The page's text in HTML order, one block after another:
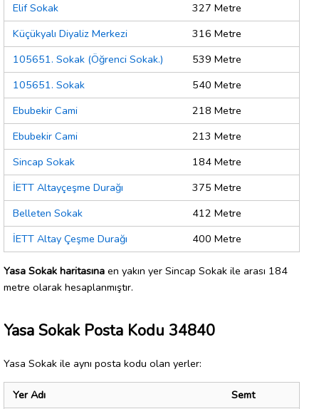
Elif Sokak
327 Metre
Küçükyalı Diyaliz Merkezi
316 Metre
105651. Sokak (Öğrenci Sokak.)
539 Metre
105651. Sokak
540 Metre
Ebubekir Cami
218 Metre
Ebubekir Cami
213 Metre
Sincap Sokak
184 Metre
İETT Altayçeşme Durağı
375 Metre
Belleten Sokak
412 Metre
İETT Altay Çeşme Durağı
400 Metre
Yasa Sokak haritasına en yakın yer Sincap Sokak ile arası 184
metre olarak hesaplanmıştır.
Yasa Sokak Posta Kodu 34840
Yasa Sokak ile aynı posta kodu olan yerler:
Yer Adı
Semt